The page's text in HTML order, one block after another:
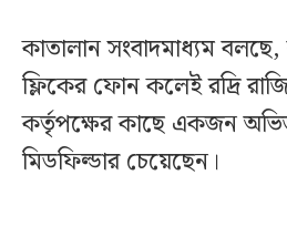
কাতালান সংবাদমাধ্যম বলছে,
ফ্লিকের ফোন কলেই রদ্রি
কর্তৃপক্ষের কাছে একজন
মিডফিল্ডার চেয়েছেন।